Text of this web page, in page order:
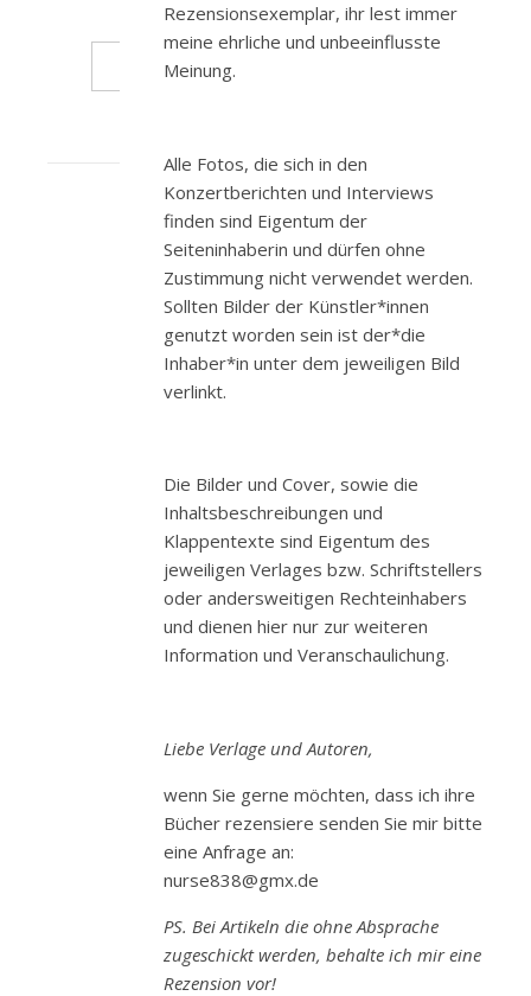
WEITERLESEN
Rezensionsexemplar, ihr lest immer
meine ehrliche und unbeeinflusste
Meinung.
Alle Fotos, die sich in den
Konzertberichten und Interviews
finden sind Eigentum der
Seiteninhaberin und dürfen ohne
Zustimmung nicht verwendet werden.
Sollten Bilder der Künstler*innen
genutzt worden sein ist der*die
Inhaber*in unter dem jeweiligen Bild
verlinkt.
Die Bilder und Cover, sowie die
Inhaltsbeschreibungen und
Klappentexte sind Eigentum des
jeweiligen Verlages bzw. Schriftstellers
oder andersweitigen Rechteinhabers
und dienen hier nur zur weiteren
Information und Veranschaulichung.
Liebe Verlage und Autoren,
wenn Sie gerne möchten, dass ich ihre
Bücher rezensiere senden Sie mir bitte
eine Anfrage an:
nurse838@gmx.de
PS. Bei Artikeln die ohne Absprache
zugeschickt werden, behalte ich mir eine
Rezension vor!